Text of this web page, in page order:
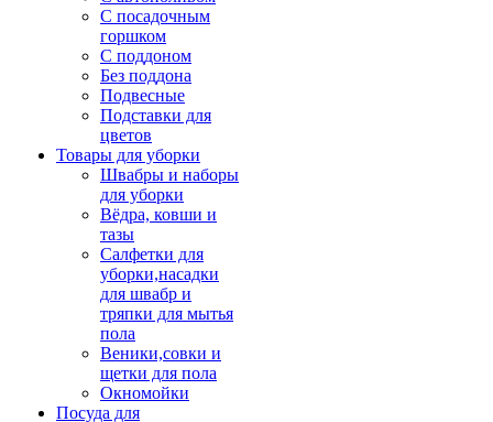
С посадочным
горшком
С поддоном
Без поддона
Подвесные
Подставки для
цветов
Товары для уборки
Швабры и наборы
для уборки
Вёдра, ковши и
тазы
Салфетки для
уборки,насадки
для швабр и
тряпки для мытья
пола
Веники,совки и
щетки для пола
Окномойки
Посуда для